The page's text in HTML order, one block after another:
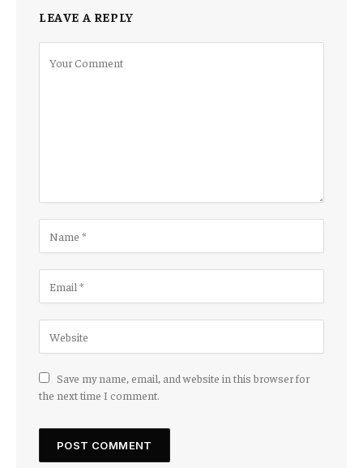
LEAVE A REPLY
Save my name, email, and website in this browser for
the next time I comment.